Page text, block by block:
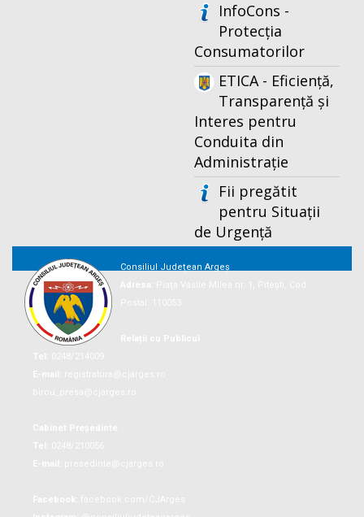
InfoCons -
Protecția
Consumatorilor
ETICA - Eficiență,
Transparență și
Interes pentru
Conduita din
Administrație
Fii pregătit
pentru Situații
de Urgență
Consiliul Județean Argeș